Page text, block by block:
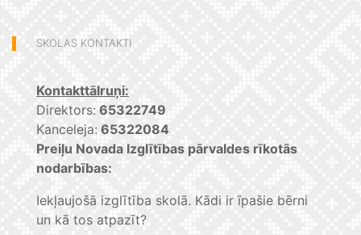
SKOLAS KONTAKTI
Kontakttālruņi:
Direktors: 65322749
Kanceleja: 65322084
Preiļu Novada Izglītības pārvaldes rīkotās
nodarbības:
Iekļaujošā izglītība skolā. Kādi ir īpašie bērni
un kā tos atpazīt?